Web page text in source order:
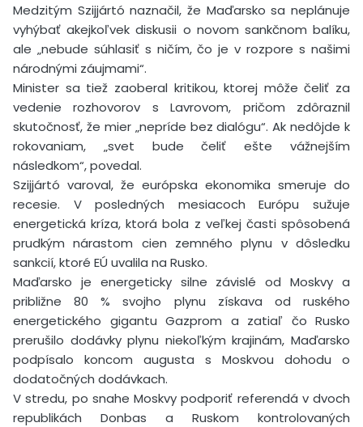
Medzitým Szijjártó naznačil, že Maďarsko sa neplánuje
vyhýbať akejkoľvek diskusii o novom sankčnom balíku,
ale „nebude súhlasiť s ničím, čo je v rozpore s našimi
národnými záujmami“.
Minister sa tiež zaoberal kritikou, ktorej môže čeliť za
vedenie rozhovorov s Lavrovom, pričom zdôraznil
skutočnosť, že mier „nepríde bez dialógu“. Ak nedôjde k
rokovaniam, „svet bude čeliť ešte vážnejším
následkom“, povedal.
Szijjártó varoval, že európska ekonomika smeruje do
recesie. V posledných mesiacoch Európu sužuje
energetická kríza, ktorá bola z veľkej časti spôsobená
prudkým nárastom cien zemného plynu v dôsledku
sankcií, ktoré EÚ uvalila na Rusko.
Maďarsko je energeticky silne závislé od Moskvy a
približne 80 % svojho plynu získava od ruského
energetického gigantu Gazprom a zatiaľ čo Rusko
prerušilo dodávky plynu niekoľkým krajinám, Maďarsko
podpísalo koncom augusta s Moskvou dohodu o
dodatočných dodávkach.
V stredu, po snahe Moskvy podporiť referendá v dvoch
republikách Donbas a Ruskom kontrolovaných